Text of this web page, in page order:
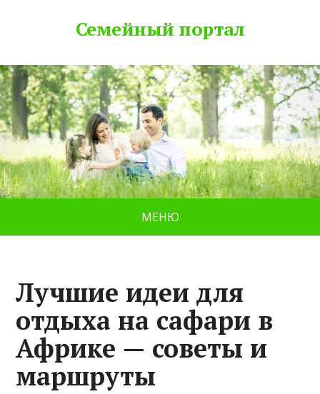
Семейный портал
МЕНЮ
Лучшие идеи для
отдыха на сафари в
Африке — советы и
маршруты